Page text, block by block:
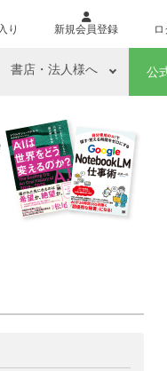
り 新規会員登録
書店・法人様へ 公